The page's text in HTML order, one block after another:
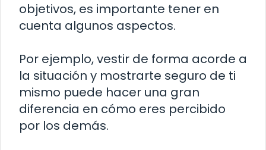
objetivos, es importante tener en
cuenta algunos aspectos.
Por ejemplo, vestir de forma acorde a
la situación y mostrarte seguro de ti
mismo puede hacer una gran
diferencia en cómo eres percibido
por los demás.